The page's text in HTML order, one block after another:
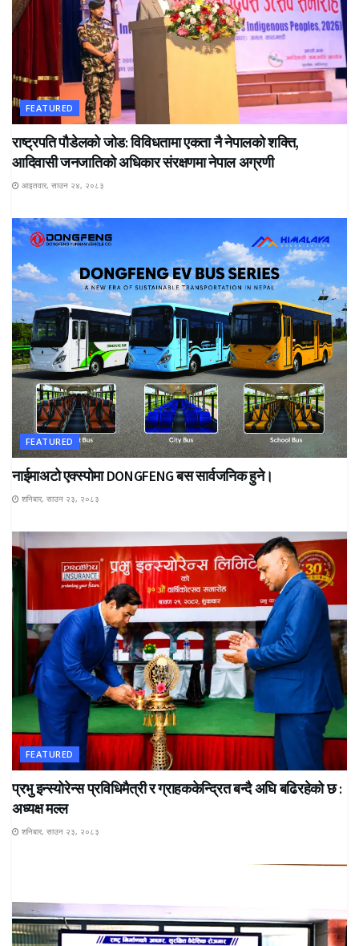
FEATURED
राष्ट्रपति पौडेलको जोड: विविधतामा एकता नै नेपालको शक्ति,
आदिवासी जनजातिको अधिकार संरक्षणमा नेपाल अग्रणी
आइतवार, साउन २४, २०८३
FEATURED
नाईमाअटो एक्स्पोमा DONGFENG बस सार्वजनिक हुने।
शनिबार, साउन २३, २०८३
FEATURED
प्रभु इन्स्योरेन्स प्रविधिमैत्री र ग्राहककेन्द्रित बन्दै अघि बढिरहेको छ :
अध्यक्ष मल्ल
शनिबार, साउन २३, २०८३